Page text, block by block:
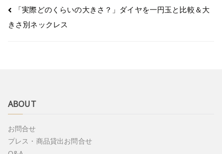
b
o
「実際どのくらいの大きさ？」ダイヤを一円玉と比較＆大
きさ別ネックレス
ABOUT
お問合せ
プレス・商品貸出お問合せ